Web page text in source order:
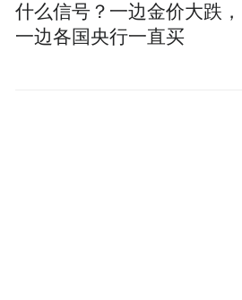
什么信号？一边金价大跌，
一边各国央行一直买